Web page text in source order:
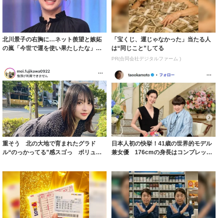
北川景子の右胸に…ネット羨望と嫉妬
の嵐「今世で運を使い果たしたな」
「宝くじ、運じゃなかった」当たる人
は“同じこと”してる
PR(合同会社デジタルファーム )
重そう 北の大地で育まれたグラド
ル“のっかってる”感スゴっ ボリュー
日本人初の快挙！41歳の世界的モデル
兼女優 176cmの身長はコンプレック